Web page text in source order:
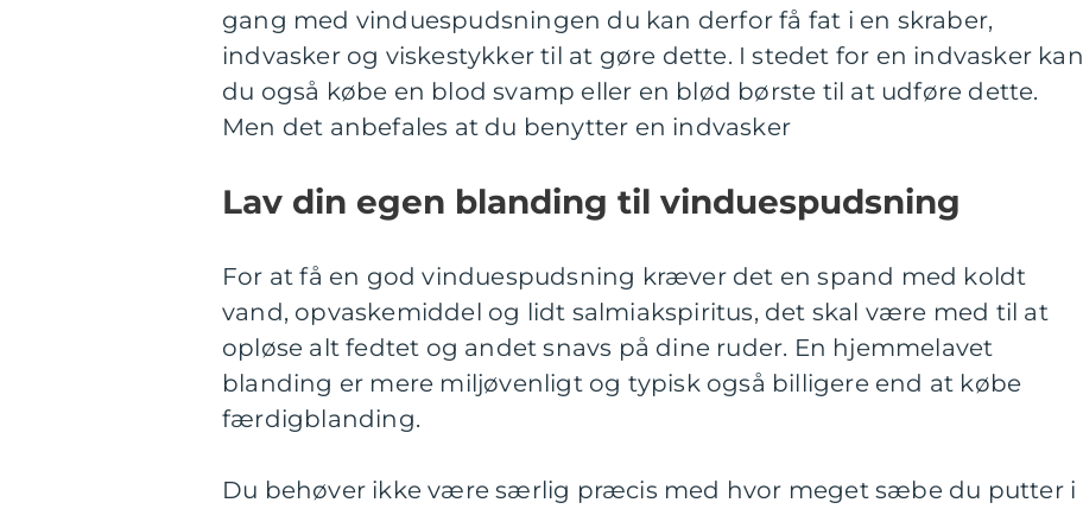
gang med vinduespudsningen du kan derfor få fat i en skraber,
indvasker og viskestykker til at gøre dette. I stedet for en indvasker kan
du også købe en blod svamp eller en blød børste til at udføre dette.
Men det anbefales at du benytter en indvasker
Lav din egen blanding til vinduespudsning
For at få en god vinduespudsning kræver det en spand med koldt
vand, opvaskemiddel og lidt salmiakspiritus, det skal være med til at
opløse alt fedtet og andet snavs på dine ruder. En hjemmelavet
blanding er mere miljøvenligt og typisk også billigere end at købe
færdigblanding.
Du behøver ikke være særlig præcis med hvor meget sæbe du putter i